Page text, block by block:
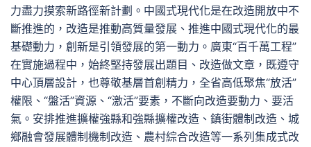
力盡力摸索新路徑新計劃。中國式現代化是在改造開放中不
斷推進的，改造是推動高質量發展、推進中國式現代化的最
基礎動力，創新是引領發展的第一動力。廣東“百千萬工程”
在實施過程中，始終堅持發展出題目、改造做文章，既遵守
中心頂層設計，也尊敬基層首創精力，全省高低聚焦“放活”
權限、“盤活”資源、“激活”要素，不斷向改造要動力、要活
氣。安排推進擴權強縣和強縣擴權改造、鎮街體制改造、城
鄉融會發展體制機制改造、農村綜合改造等一系列集成式改